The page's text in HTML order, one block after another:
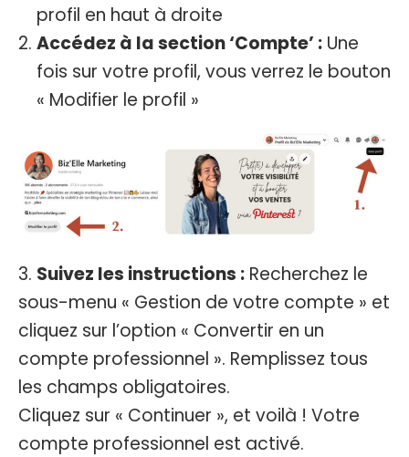
profil en haut à droite
Accédez à la section ‘Compte’ : Une
fois sur votre profil, vous verrez le bouton
« Modifier le profil »
3. Suivez les instructions : Recherchez le
sous-menu « Gestion de votre compte » et
cliquez sur l’option « Convertir en un
compte professionnel ». Remplissez tous
les champs obligatoires.
Cliquez sur « Continuer », et voilà ! Votre
compte professionnel est activé.